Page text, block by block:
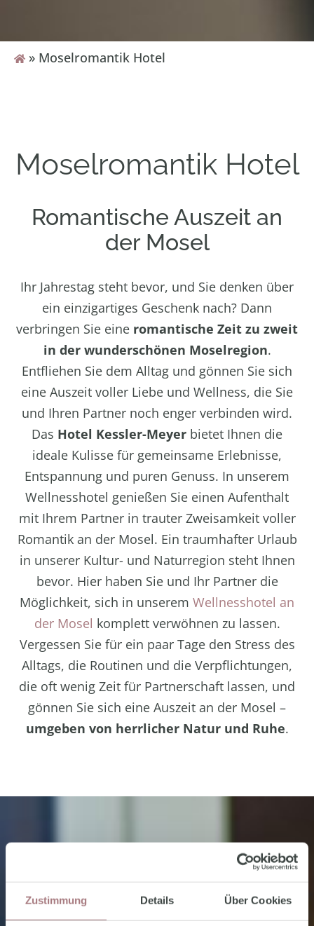
Zustimmung Details Über Cookies
» Moselromantik Hotel
Moselromantik Hotel
Romantische Auszeit an
der Mosel
Ihr Jahrestag steht bevor, und Sie denken über
ein einzigartiges Geschenk nach? Dann
verbringen Sie eine romantische Zeit zu zweit
in der wunderschönen Moselregion.
Entfliehen Sie dem Alltag und gönnen Sie sich
eine Auszeit voller Liebe und Wellness, die Sie
und Ihren Partner noch enger verbinden wird.
Das Hotel Kessler-Meyer bietet Ihnen die
ideale Kulisse für gemeinsame Erlebnisse,
Entspannung und puren Genuss. In unserem
Wellnesshotel genießen Sie einen Aufenthalt
mit Ihrem Partner in trauter Zweisamkeit voller
Romantik an der Mosel. Ein traumhafter Urlaub
in unserer Kultur- und Naturregion steht Ihnen
bevor. Hier haben Sie und Ihr Partner die
Möglichkeit, sich in unserem Wellnesshotel an
der Mosel komplett verwöhnen zu lassen.
Vergessen Sie für ein paar Tage den Stress des
Alltags, die Routinen und die Verpflichtungen,
die oft wenig Zeit für Partnerschaft lassen, und
gönnen Sie sich eine Auszeit an der Mosel –
umgeben von herrlicher Natur und Ruhe.